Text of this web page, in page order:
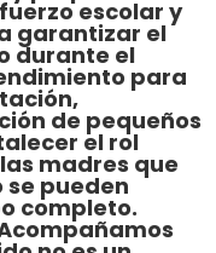
escolar y
garantizar el
durante el
para
de pequeños
el rol
madres que
se pueden
completo.